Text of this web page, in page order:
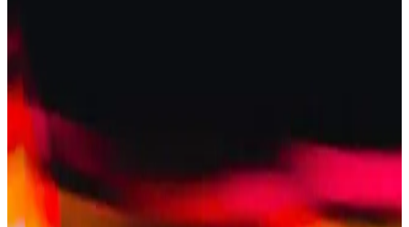
K-Beauty ve Asya menşeli krem allıklar, fondötenle uyumlu
tiplerine uygun seçenekler sağlar.
Clio Essential Cheek Tap: Doğal Görünümlü ve
Uzun Süre Kalıcı Balm Krem Allık İncelemesi
Clio Essential Cheek Tap, doğal ışıltı ve uzun kalıcılık sunan balm
tipi krem allık. Açık tenlere uygun renk seçenekleri ve baz
makyajıyla uyumu ile öne çıkıyor. Koyu tenler için renk skalası
sınırlı.